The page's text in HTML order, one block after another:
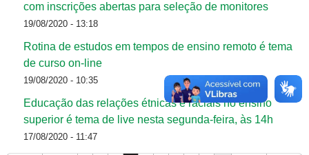
com inscrições abertas para seleção de monitores
19/08/2020 - 13:18
Rotina de estudos em tempos de ensino remoto é tema
de curso on-line
19/08/2020 - 10:35
Educação das relações étnicas e raciais no ensino
superior é tema de live nesta segunda-feira, às 14h
17/08/2020 - 11:47